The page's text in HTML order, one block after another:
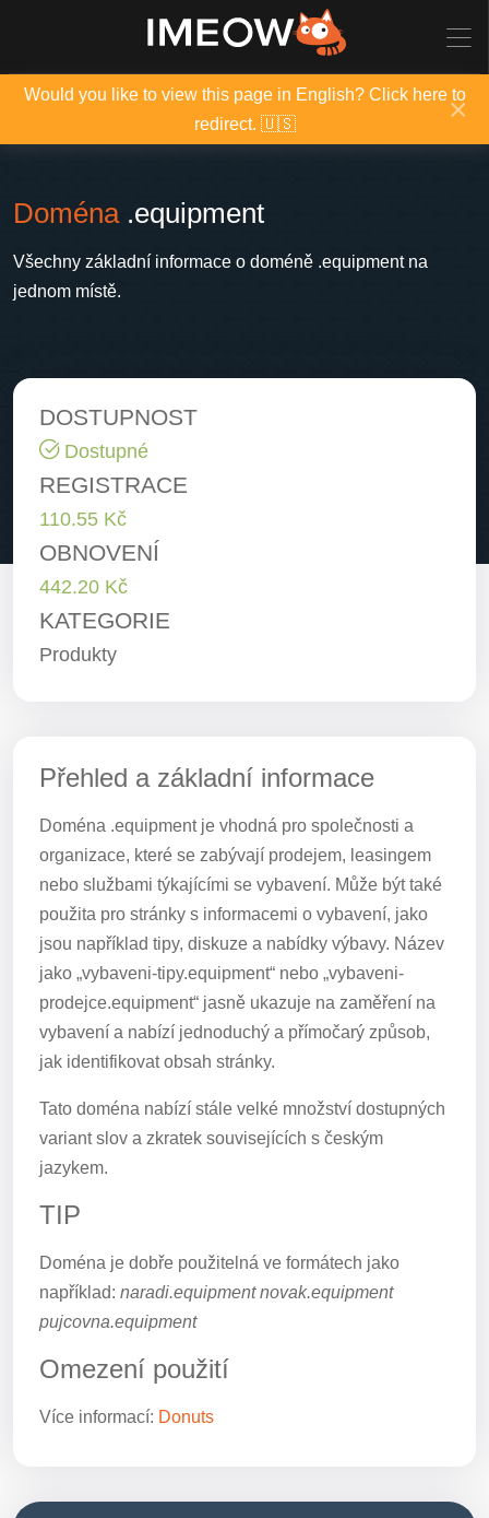
Would you like to view this page in English? Click here to
redirect. 🇺🇸
×
Doména.equipment
Všechny základní informace o doméně .equipment na
jednom místě.
DOSTUPNOST
Dostupné
REGISTRACE
110.55 Kč
OBNOVENÍ
442.20 Kč
KATEGORIE
Produkty
Přehled a základní informace
Doména .equipment je vhodná pro společnosti a
organizace, které se zabývají prodejem, leasingem
nebo službami týkajícími se vybavení. Může být také
použita pro stránky s informacemi o vybavení, jako
jsou například tipy, diskuze a nabídky výbavy. Název
jako „vybaveni-tipy.equipment“ nebo „vybaveni-
prodejce.equipment“ jasně ukazuje na zaměření na
vybavení a nabízí jednoduchý a přímočarý způsob,
jak identifikovat obsah stránky.
Tato doména nabízí stále velké množství dostupných
variant slov a zkratek souvisejících s českým
jazykem.
TIP
Doména je dobře použitelná ve formátech jako
například: naradi.equipment novak.equipment
pujcovna.equipment
Omezení použití
Více informací: Donuts